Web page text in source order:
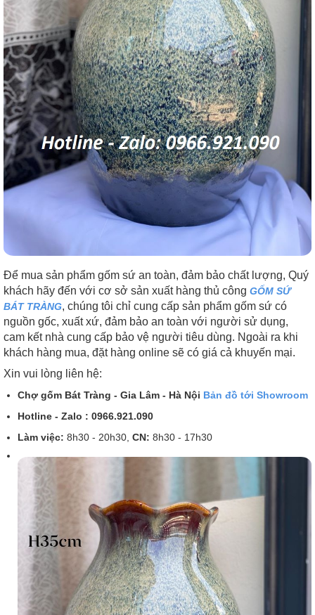
Để mua sản phẩm gốm sứ an toàn, đảm bảo chất lượng, Quý
khách hãy đến với cơ sở sản xuất hàng thủ công GỐM SỨ
BÁT TRÀNG, chúng tôi chỉ cung cấp sản phẩm gốm sứ có
nguồn gốc, xuất xứ, đảm bảo an toàn với người sử dụng,
cam kết nhà cung cấp bảo vệ người tiêu dùng. Ngoài ra khi
khách hàng mua, đặt hàng online sẽ có giá cả khuyến mại.
Xin vui lòng liên hệ:
Chợ gốm Bát Tràng - Gia Lâm - Hà Nội Bản đồ tới Showroom
Hotline - Zalo : 0966.921.090
Làm việc: 8h30 - 20h30, CN: 8h30 - 17h30